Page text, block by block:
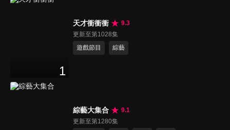
1
天才衝衝衝
9.3
更新至第1028集
遊戲節目
綜藝
綜藝大集合
9.1
更新至第1280集